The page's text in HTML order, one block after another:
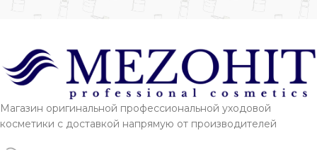
Магазин оригинальной профессиональной уходовой
косметики с доставкой напрямую от производителей